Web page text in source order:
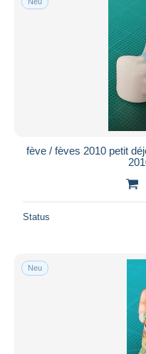
fève / fèves 2010 petit
Status
Neu